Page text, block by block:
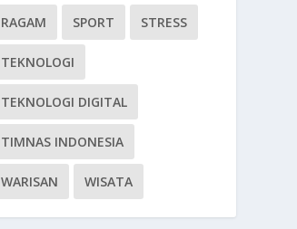
RAGAM SPORT STRESS
TEKNOLOGI
TEKNOLOGI DIGITAL
TIMNAS INDONESIA
WARISAN WISATA